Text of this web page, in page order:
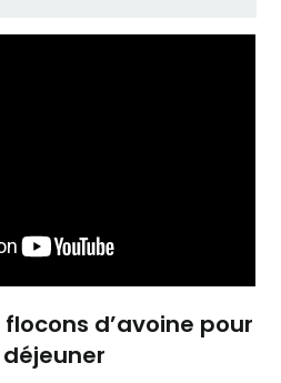
d’avoine pour